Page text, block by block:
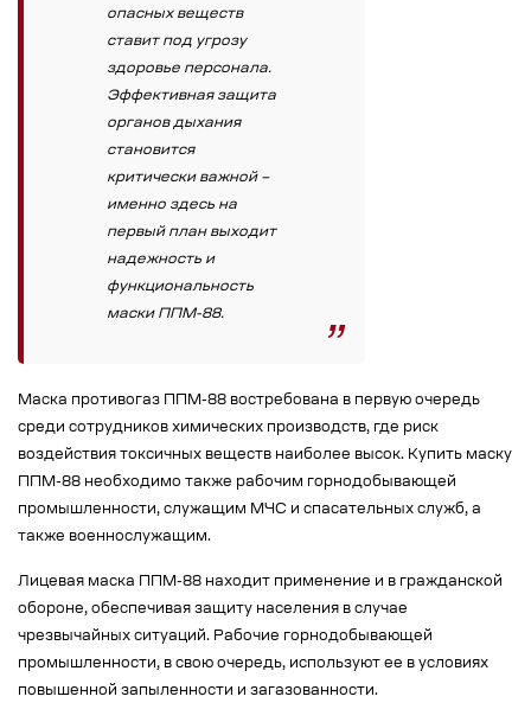
опасных веществ
ставит под угрозу
здоровье персонала.
Эффективная защита
органов дыхания
становится
критически важной –
именно здесь на
первый план выходит
надежность и
функциональность
маски ППМ-88.
Маска противогаз ППМ-88 востребована в первую очередь
среди сотрудников химических производств, где риск
воздействия токсичных веществ наиболее высок. Купить маску
ППМ-88 необходимо также рабочим горнодобывающей
промышленности, служащим МЧС и спасательных служб, а
также военнослужащим.
Лицевая маска ППМ-88 находит применение и в гражданской
обороне, обеспечивая защиту населения в случае
чрезвычайных ситуаций. Рабочие горнодобывающей
промышленности, в свою очередь, используют ее в условиях
повышенной запыленности и загазованности.